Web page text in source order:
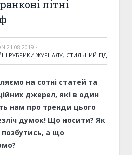
літні
21.08.2019 ·
РУБРИКИ ЖУРНАЛУ, СТИЛЬНИЙ ГІД
на сотні статей та
джерел, які в один
нам про тренди цього
думок! Що носити? Як
а що